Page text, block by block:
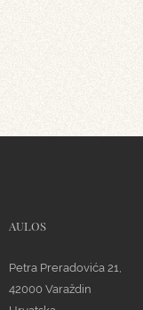
AULOS
Petra Preradovića 21,
42000 Varaždin